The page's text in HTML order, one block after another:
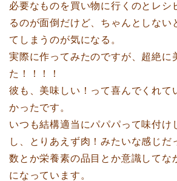
必要なものを買い物に行くのとレシ
るのが面倒だけど、ちゃんとしない
てしまうのが気になる。
実際に作ってみたのですが、超絶に
た！！！！
彼も、美味しい！って喜んでくれて
かったです。
いつも結構適当にパパパって味付け
し、とりあえず肉！みたいな感じだ
数とか栄養素の品目とか意識してな
になっています。